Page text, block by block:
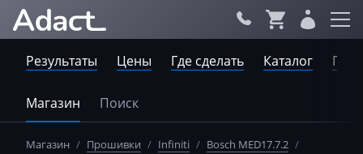
Результаты Цены Где сделать Каталог
Магазин Поиск
Магазин / Прошивки / Infiniti / Bosch MED17.7.2 /